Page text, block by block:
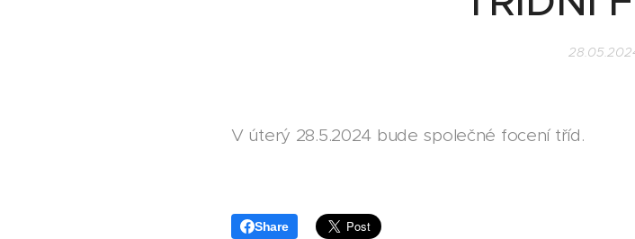
V úterý 28.5.2024 bude společné focení tříd.
Share